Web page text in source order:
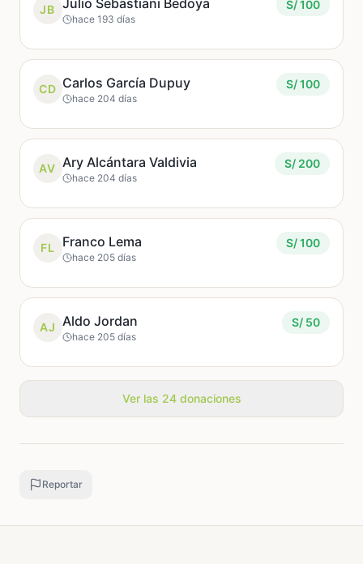
JB Julio Sebastiani Bedoya
hace 193 días
S/ 100
CD Carlos García Dupuy
hace 204 días
S/ 100
AV Ary Alcántara Valdivia
hace 204 días
S/ 200
FL Franco Lema
hace 205 días
S/ 100
AJ Aldo Jordan
hace 205 días
S/ 50
Ver las 24 donaciones
Reportar